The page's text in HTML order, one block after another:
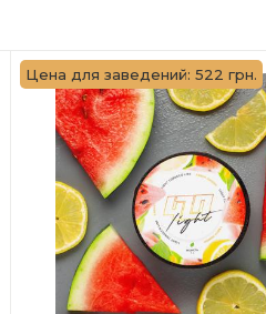
Цена для заведений: 522 грн.